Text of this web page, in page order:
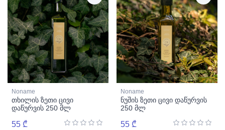
Noname
თხილის ზეთი ცივი
დაწურვის 250 მლ
55 ₾
Noname
ნუშის ზეთი ცივი დაწურვის
250 მლ
55 ₾